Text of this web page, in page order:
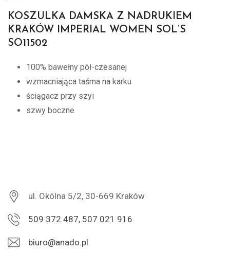
KOSZULKA DAMSKA Z NADRUKIEM
KRAKÓW IMPERIAL WOMEN SOL’S
SO11502
100% bawełny pół-czesanej
wzmacniająca taśma na karku
ściągacz przy szyi
szwy boczne
ul. Okólna 5/2, 30-669 Kraków
509 372 487, 507 021 916
biuro@anado.pl